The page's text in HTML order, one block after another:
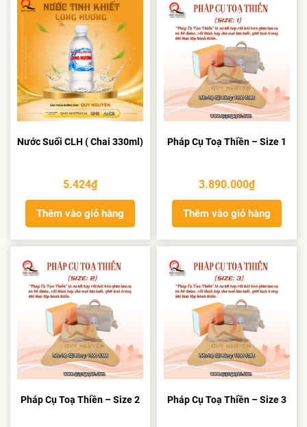
Nước Suối CLH ( Chai 330ml)
5.424₫
Thêm vào giỏ hàng
Pháp Cụ Toạ Thiền – Size 1
3.890.000₫
Thêm vào giỏ hàng
Pháp Cụ Toạ Thiền – Size 2 Pháp Cụ Toạ Thiền – Size 3